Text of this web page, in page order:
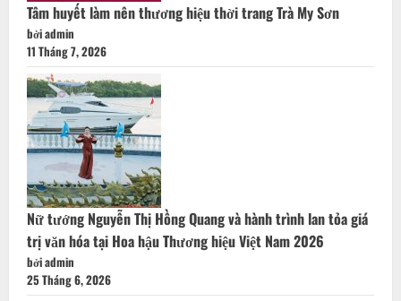
Tâm huyết làm nên thương hiệu thời trang Trà My Sơn
bởi admin
11 Tháng 7, 2026
Nữ tướng Nguyễn Thị Hồng Quang và hành trình lan tỏa giá
trị văn hóa tại Hoa hậu Thương hiệu Việt Nam 2026
bởi admin
25 Tháng 6, 2026